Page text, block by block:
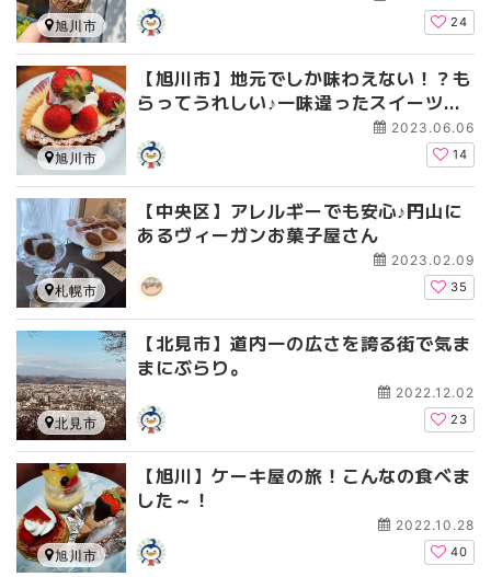
24
旭川市
【旭川市】地元でしか味わえない！？も
らってうれしい♪一味違ったスイーツは
2023.06.06
14
旭川市
【中央区】アレルギーでも安心♪円山に
あるヴィーガンお菓子屋さん
2023.02.09
35
札幌市
【北見市】道内一の広さを誇る街で気ま
まにぶらり。
2022.12.02
23
北見市
【旭川】ケーキ屋の旅！こんなの食べま
した～！
2022.10.28
40
旭川市